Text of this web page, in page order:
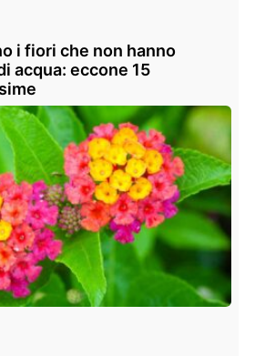
i fiori che non hanno
acqua: eccone 15